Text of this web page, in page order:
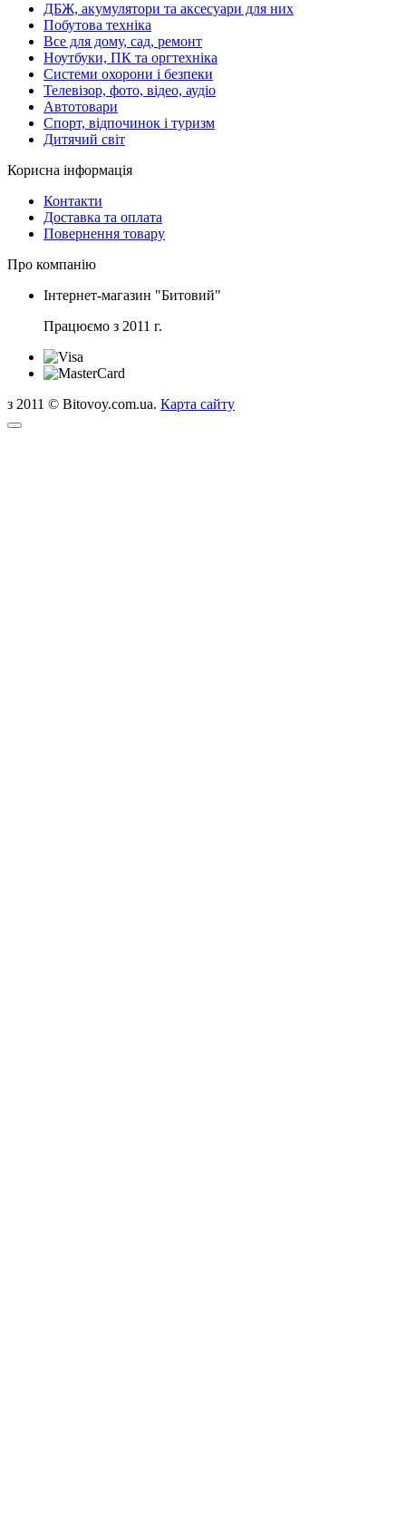
ДБЖ, акумулятори та аксесуари для них
Побутова техніка
Все для дому, сад, ремонт
Ноутбуки, ПК та оргтехніка
Системи охорони і безпеки
Телевізор, фото, відео, аудіо
Автотовари
Спорт, відпочинок і туризм
Дитячий світ
Корисна інформація
Контакти
Доставка та оплата
Повернення товару
Про компанію
Інтернет-магазин "Битовий"
Працюємо з 2011 г.
з 2011 © Bitovoy.com.ua. Карта сайту